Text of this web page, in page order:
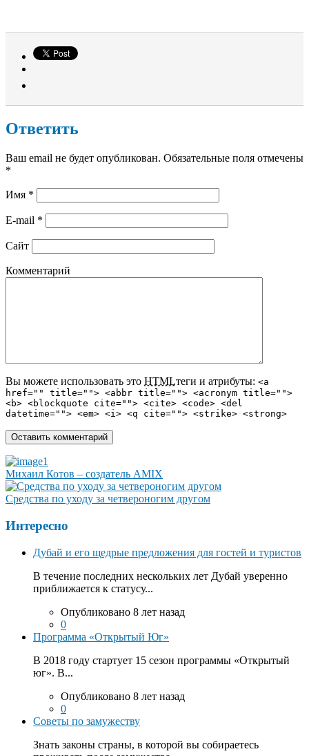
Ответить
Ваш email не будет опубликован. Обязательные поля отмечены
*
Имя *
E-mail *
Сайт
Комментарий
Вы можете использовать это HTMLтеги и атрибуты: <a
href="" title=""> <abbr title=""> <acronym title="">
<b> <blockquote cite=""> <cite> <code> <del
datetime=""> <em> <i> <q cite=""> <strike> <strong>
Михаил Котов – создатель AMIX
Средства по уходу за четвероногим другом
Интересно
Дубай и его щедрые предложения для гостей и туристов
В течение последних нескольких лет Дубай уверенно
приближается к статусу...
Опубликовано 8 лет назад
0
Программа «Открытый Юг»
В 2018 году стартует 15 сезон программы «Открытый
юг». В...
Опубликовано 8 лет назад
0
Советы по замужеству
Знать законы страны, в которой вы собираетесь